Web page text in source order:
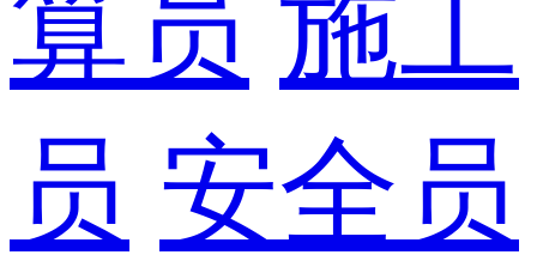
算员 施工
员 安全员